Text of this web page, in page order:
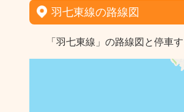
羽七東線の路線図
「羽七東線」の路線図と停車